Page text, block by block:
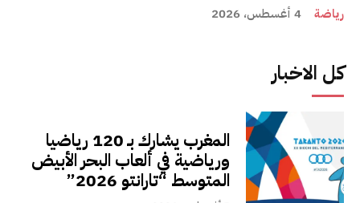
رياضة 4 أغسطس، 2026
كل الاخبار
المغرب يشارك بـ 120 رياضيا
ورياضية في ألعاب البحر الأبيض
المتوسط “تارانتو 2026”